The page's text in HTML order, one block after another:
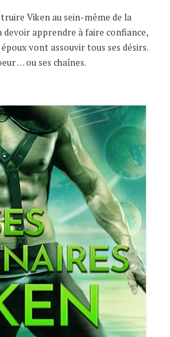
Viken au sein-même de la
apprendre à faire confiance,
vont assouvir tous ses désirs.
… ou ses chaînes.